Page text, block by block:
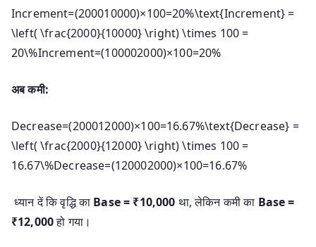
Increment=(200010000)×100=20%\text{Increment} =
\left( \frac{2000}{10000} \right) \times 100 =
20\%Increment=(100002000)×100=20%
अब कमी:
Decrease=(200012000)×100=16.67%\text{Decrease} =
\left( \frac{2000}{12000} \right) \times 100 =
16.67\%Decrease=(120002000)×100=16.67%
ध्यान दें कि वृद्धि का Base = ₹10,000 था, लेकिन कमी का Base =
₹12,000हो गया।